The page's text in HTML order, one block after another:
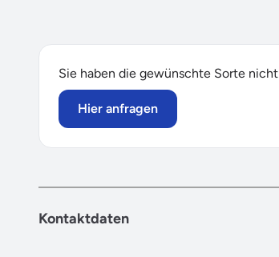
Sie haben die gewünschte Sorte
Hier anfragen
Kontaktdaten